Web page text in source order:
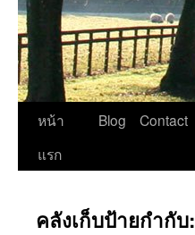
ข้าม
ไป
เนื้อหา
หน้า
แรก
Blog Contact
คลังเก็บป้ายกำกับ: